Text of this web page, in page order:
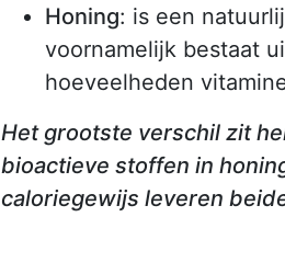
Honing: is een
voornamelijk bestaat
hoeveelheden
Het grootste verschil zit
bioactieve stoffen in
caloriegewijs leveren